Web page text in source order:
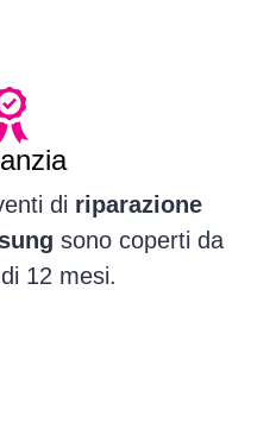
di riparazione
sono coperti da
12 mesi.